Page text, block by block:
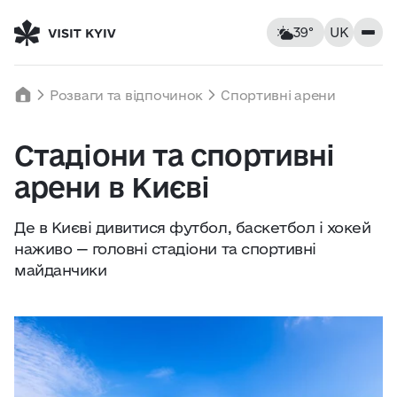
39° UK
Заклади
Помешкання
Пам’ятки
Екскурсії та маршрути
39
Відчувається як: 41°C
Вологість: 30%
28° — 39°
Розваги та відпочинок Спортивні арени
Стадіони та спортивні
арени в Києві
Де в Києві дивитися футбол, баскетбол і хокей
наживо — головні стадіони та спортивні
майданчики